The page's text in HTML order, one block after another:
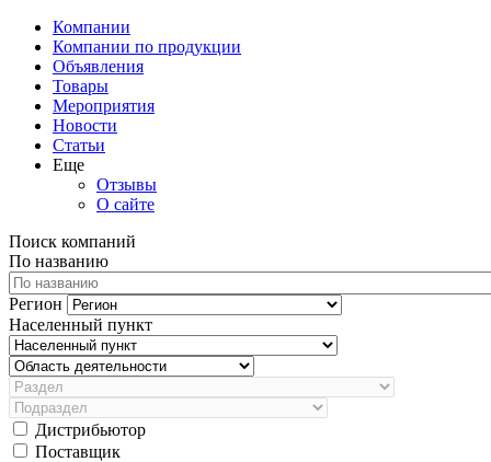
Компании
Компании по продукции
Объявления
Товары
Мероприятия
Новости
Статьи
Еще
Отзывы
О сайте
Поиск компаний
По названию
Регион
Населенный пункт
Дистрибьютор
Поставщик